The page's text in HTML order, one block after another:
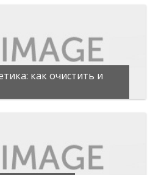
как очистить и